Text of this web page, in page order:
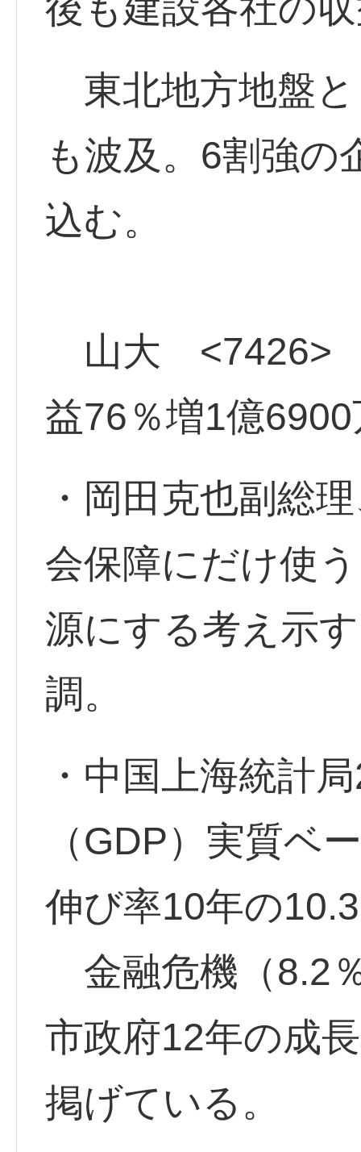
東北地方地盤と
も波及。6割強の
込む。
山大 <7426>
益76％増1億
・岡田克也副総
会保障にだけ使
源にする考え示
調。
・中国上海統計
（GDP）実質ベ
伸び率10年の
金融危機（8.2
市政府12年の成
掲げている。